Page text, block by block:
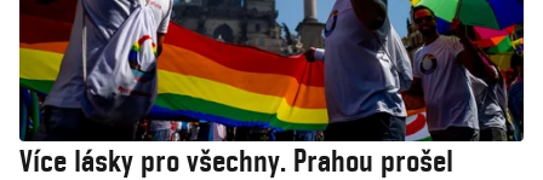
Více lásky pro všechny. Prahou prošel